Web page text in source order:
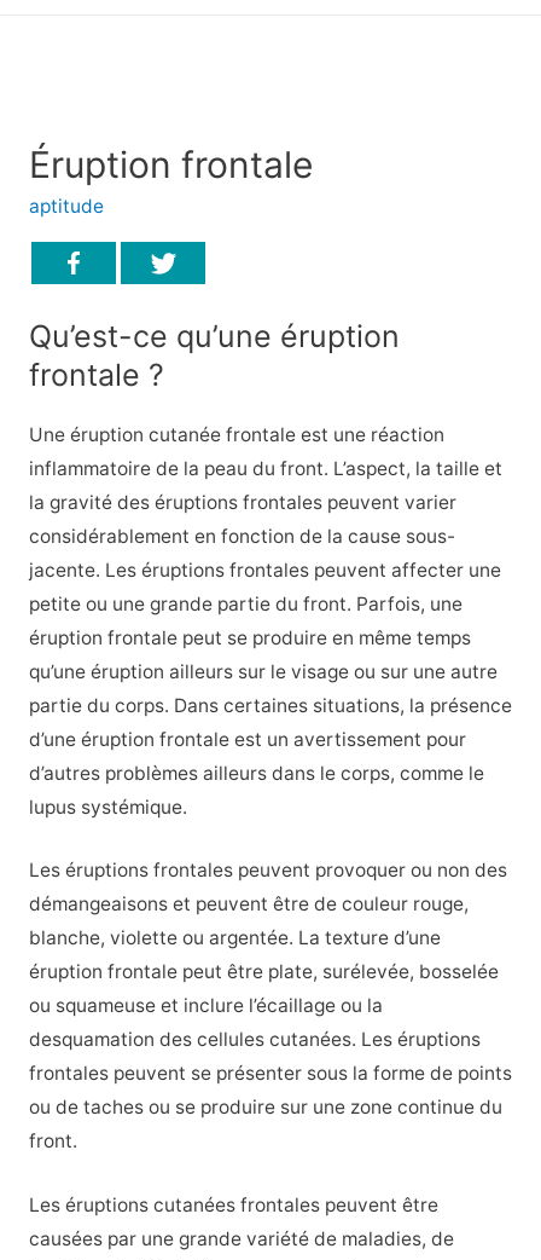
Éruption frontale
aptitude
Qu’est-ce qu’une éruption
frontale ?
Une éruption cutanée frontale est une réaction
inflammatoire de la peau du front. L’aspect, la taille et
la gravité des éruptions frontales peuvent varier
considérablement en fonction de la cause sous-
jacente. Les éruptions frontales peuvent affecter une
petite ou une grande partie du front. Parfois, une
éruption frontale peut se produire en même temps
qu’une éruption ailleurs sur le visage ou sur une autre
partie du corps. Dans certaines situations, la présence
d’une éruption frontale est un avertissement pour
d’autres problèmes ailleurs dans le corps, comme le
lupus systémique.
Les éruptions frontales peuvent provoquer ou non des
démangeaisons et peuvent être de couleur rouge,
blanche, violette ou argentée. La texture d’une
éruption frontale peut être plate, surélevée, bosselée
ou squameuse et inclure l’écaillage ou la
desquamation des cellules cutanées. Les éruptions
frontales peuvent se présenter sous la forme de points
ou de taches ou se produire sur une zone continue du
front.
Les éruptions cutanées frontales peuvent être
causées par une grande variété de maladies, de